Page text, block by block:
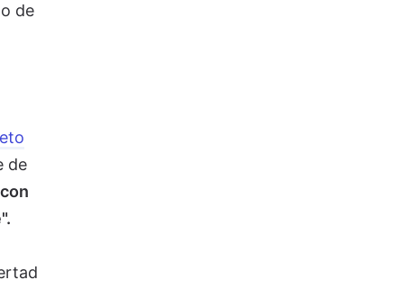
de
de